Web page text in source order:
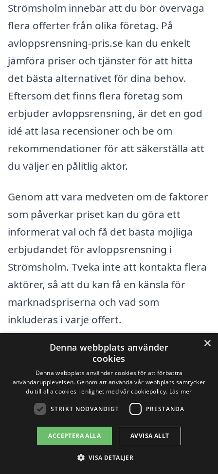
Strömsholm innebär att du bör överväga
flera offerter från olika företag. På
avloppsrensning-pris.se kan du enkelt
jämföra priser och tjänster för att hitta
det bästa alternativet för dina behov.
Eftersom det finns flera företag som
erbjuder avloppsrensning, är det en god
idé att läsa recensioner och be om
rekommendationer för att säkerställa att
du väljer en pålitlig aktör.
Genom att vara medveten om de faktorer
som påverkar priset kan du göra ett
informerat val och få det bästa möjliga
erbjudandet för avloppsrensning i
Strömsholm. Tveka inte att kontakta flera
aktörer, så att du kan få en känsla för
marknadspriserna och vad som
inkluderas i varje offert.
Få 3 erbjudanden, gratis och utan
förpliktelser
Sök efter en
professionell för
×
Denna webbplats använder
cookies
Denna webbplats använder cookies för att förbättra
användarupplevelsen. Genom att använda vår webbplats samtycker
du till alla cookies i enlighet med vår cookiepolicy. Läs mer
STRIKT NÖDVÄNDIGT PRESTANDA
ACCEPTERA ALLA AVVISA ALLT
VISA DETALJER